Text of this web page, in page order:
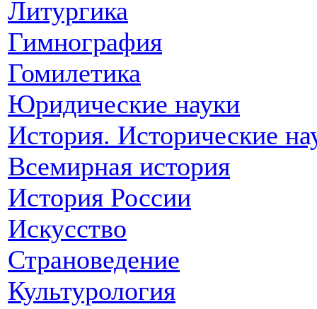
Литургика
Гимнография
Гомилетика
Юридические науки
История. Исторические
Всемирная история
История России
Искусство
Страноведение
Культурология